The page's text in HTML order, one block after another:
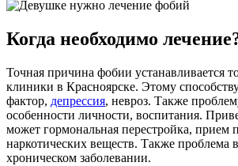
Когда необходимо
Точная причина фобии устанавливается
клиники в Красноярске. Этому
фактор, депрессия, невроз. Также
особенности личности, воспитания.
может гормональная перестройка, прием
наркотических веществ. Также проблема
хроническом заболевании.